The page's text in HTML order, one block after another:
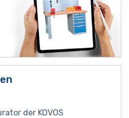
der KOVOS